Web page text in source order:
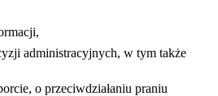
administracyjnych, w tym także
o przeciwdziałaniu praniu